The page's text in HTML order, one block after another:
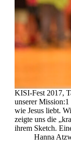
KISI-Fest 2017,
unserer Mission:1
wie Jesus liebt.
zeigte uns die
ihrem Sketch.
Hanna